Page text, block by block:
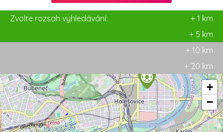
Zvolte rozsah vyhledávání:
+ 1 km
+ 5 km
+ 10 km
+ 20 km
+
−